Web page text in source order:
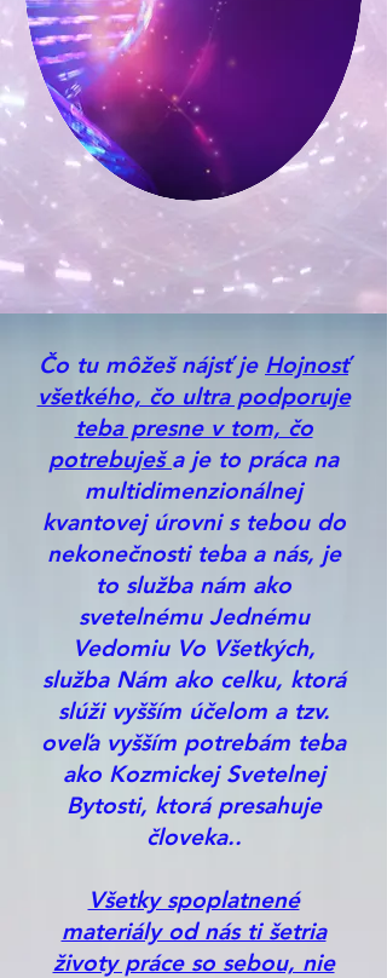
Čo tu môžeš nájsť je Hojnosť
všetkého, čo ultra podporuje
teba presne v tom, čo
potrebuješa je to práca na
multidimenzionálnej
kvantovej úrovni s tebou do
nekonečnosti teba a nás, je
to služba nám ako
svetelnému Jednému
Vedomiu Vo Všetkých,
služba Nám ako celku, ktorá
slúži vyšším účelom a tzv.
oveľa vyšším potrebám teba
ako Kozmickej Svetelnej
Bytosti, ktorá presahuje
človeka..
Všetky spoplatnené
materiály od nás ti šetria
životy práce so sebou, nie